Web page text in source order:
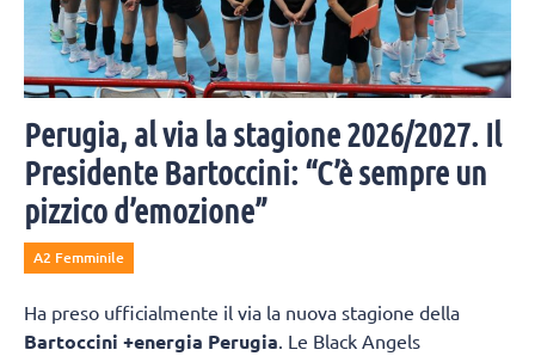
Perugia, al via la stagione 2026/2027. Il
Presidente Bartoccini: “C’è sempre un
pizzico d’emozione”
A2 Femminile
Ha preso ufficialmente il via la nuova stagione della
Bartoccini +energia Perugia. Le Black Angels